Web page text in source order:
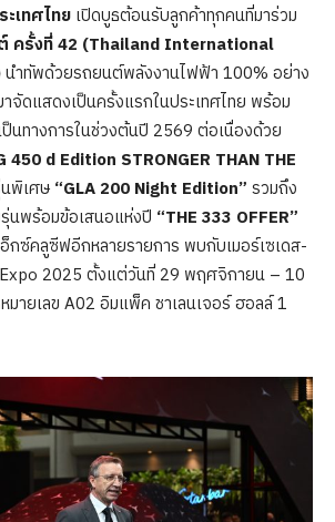
ะเทศไทย เปิดบูธต้อนรับลูกค้าทุกคนที่มาร่วม
ครั้งที่ 42 (Thailand International
นำทัพด้วยรถยนต์พลังงานไฟฟ้า 100% อย่าง
จัดแสดงเป็นครั้งแรกในประเทศไทย พร้อม
นทางการในช่วงต้นปี 2569 ต่อเนื่องด้วย
450 d Edition STRONGER THAN THE
พิเศษ“GLA 200 Night Edition” รวมถึง
นพร้อมข้อเสนอแห่งปี “THE 333 OFFER”
กซ์คลูซีฟอีกหลายรายการ พบกับเมอร์เซเดส-
2025 ตั้งแต่วันที่ 29 พฤศจิกายน – 10
ายเลข A02 อิมแพ็ค ชาเลนเจอร์ ฮอลล์ 1